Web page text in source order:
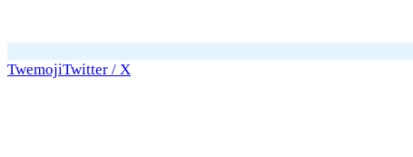
TwemojiTwitter / X